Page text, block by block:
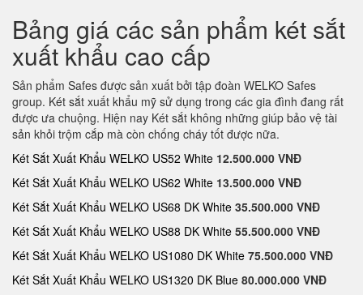
Bảng giá các sản phẩm két sắt
xuất khẩu cao cấp
Sản phẩm Safes được sản xuất bởi tập đoàn WELKO Safes
group. Két sắt xuất khẩu mỹ sử dụng trong các gia đình đang rất
được ưa chuộng. Hiện nay Két sắt không những giúp bảo vệ tài
sản khỏi trộm cắp mà còn chống cháy tốt được nữa.
Két Sắt Xuất Khẩu WELKO US52 White 12.500.000 VNĐ
Két Sắt Xuất Khẩu WELKO US62 White 13.500.000 VNĐ
Két Sắt Xuất Khẩu WELKO US68 DK White 35.500.000 VNĐ
Két Sắt Xuất Khẩu WELKO US88 DK White 55.500.000 VNĐ
Két Sắt Xuất Khẩu WELKO US1080 DK White 75.500.000 VNĐ
Két Sắt Xuất Khẩu WELKO US1320 DK Blue 80.000.000 VNĐ